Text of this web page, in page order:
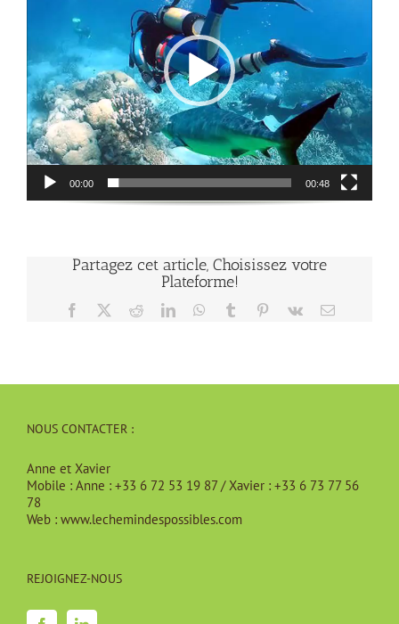
00:00 00:48
Partagez cet article, Choisissez votre
Plateforme!
Facebook RedditLinkedInWhatsApp
Tumblr Pinterest
Vk Email
NOUS CONTACTER :
Anne et Xavier
Mobile : Anne : +33 6 72 53 19 87 / Xavier : +33 6 73 77 56
78
Web : www.lechemindespossibles.com
REJOIGNEZ-NOUS